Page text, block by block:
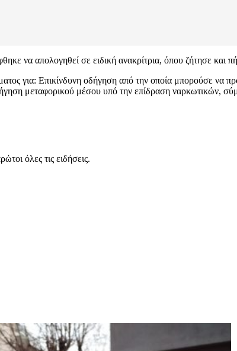
να απολογηθεί σε ειδική ανακρίτρια, όπου ζήτησε και
για: Επικίνδυνη οδήγηση από την οποία μπορούσε να
μεταφορικού μέσου υπό την επίδραση ναρκωτικών,
όλες τις ειδήσεις.